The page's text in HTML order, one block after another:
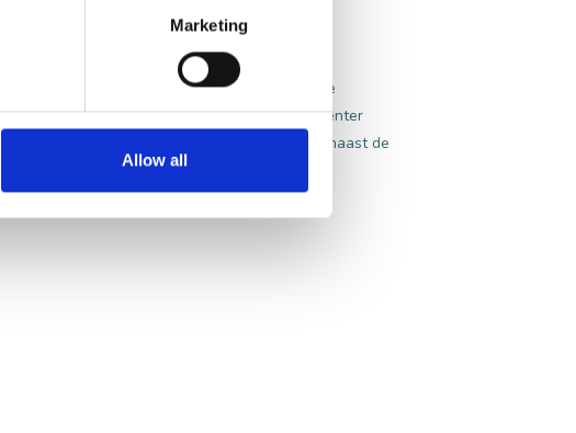
Marketing
Allow all
van spannende achtbanen tot betoverende
en wandelen. Laat je rondleiden langs de
het weidse uitzicht vanaf de stadswallen, slenter
prachtige gevels. En niet te vergeten, direct naast de
je van harte welkom.